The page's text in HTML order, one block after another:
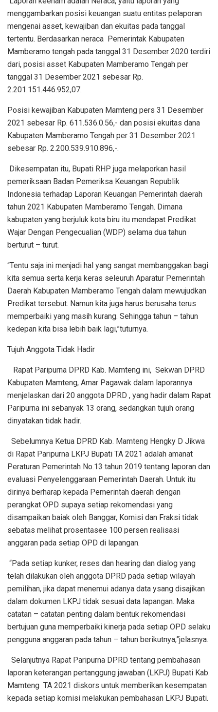
menggambarkan posisi keuangan suatu entitas pelaporan
mengenai asset, kewajiban dan ekuitas pada tanggal
tertentu. Berdasarkan neraca Pemerintak Kabupaten
Mamberamo tengah pada tanggal 31 Desember 2020 terdiri
dari, posisi asset Kabupaten Mamberamo Tengah per
tanggal 31 Desember 2021 sebesar Rp.
2.201.151.446.952,07.
Posisi kewajiban Kabupaten Mamteng pers 31 Desember
2021 sebesar Rp. 611.536.0.56,- dan posisi ekuitas dana
Kabupaten Mamberamo Tengah per 31 Desember 2021
sebesar Rp. 2.200.539.910.896,-.
Dikesempatan itu, Bupati RHP juga melaporkan hasil
pemeriksaan Badan Pemeriksa Keuangan Republik
Indonesia terhadap Laporan Keuangan Pemerintah daerah
tahun 2021 Kabupaten Mamberamo Tengah. Dimana
kabupaten yang berjuluk kota biru itu mendapat Predikat
Wajar Dengan Pengecualian (WDP) selama dua tahun
berturut – turut.
“Tentu saja ini menjadi hal yang sangat membanggakan bagi
kita semua serta kerja keras seleuruh Aparatur Pemerintah
Daerah Kabupaten Mamberamo Tengah dalam mewujudkan
Predikat tersebut. Namun kita juga harus berusaha terus
memperbaiki yang masih kurang. Sehingga tahun – tahun
kedepan kita bisa lebih baik lagi,”tuturnya.
Tujuh Anggota Tidak Hadir
Rapat Paripurna DPRD Kab. Mamteng ini, Sekwan DPRD
Kabupaten Mamteng, Amar Pagawak dalam laporannya
menjelaskan dari 20 anggota DPRD , yang hadir dalam Rapat
Paripurna ini sebanyak 13 orang, sedangkan tujuh orang
dinyatakan tidak hadir.
Sebelumnya Ketua DPRD Kab. Mamteng Hengky D Jikwa
di Rapat Paripurna LKPJ Bupati TA 2021 adalah amanat
Peraturan Pemerintah No.13 tahun 2019 tentang laporan dan
evaluasi Penyelenggaraan Pemerintah Daerah. Untuk itu
dirinya berharap kepada Pemerintah daerah dengan
perangkat OPD supaya setiap rekomendasi yang
disampaikan baiak oleh Banggar, Komisi dan Fraksi tidak
sebatas melihat prosentasee 100 persen realisasi
anggaran pada setiap OPD di lapangan.
“Pada setiap kunker, reses dan hearing dan dialog yang
telah dilakukan oleh anggota DPRD pada setiap wilayah
pemilihan, jika dapat menemui adanya data ysang disajikan
dalam dokumen LKPJ tidak sesuai data lapangan. Maka
catatan – catatan penting dalam bentuk rekomendasi
bertujuan guna memperbaiki kinerja pada setiap OPD selaku
pengguna anggaran pada tahun – tahun berikutnya,”jelasnya.
Selanjutnya Rapat Paripurna DPRD tentang pembahasan
laporan keterangan pertanggung jawaban (LKPJ) Bupati Kab.
Mamteng TA 2021 diskors untuk memberikan kesempatan
kepada setiap komisi melakukan pembahasan LKPJ Bupati.